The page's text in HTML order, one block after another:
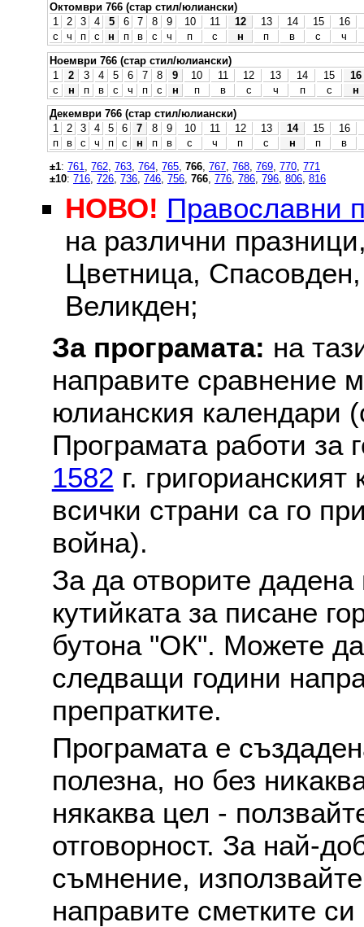
Октомври 766 (стар стил/юлиански)
1
2 3 4 5 6 7 8 9 10 11 12 13 14 15
16
с
ч п с н п в с ч п с н п в с
ч
Ноември 766 (стар стил/юлиански)
1
2 3 4 5 6 7 8 9 10 11 12 13 14 15
16
с
н п в с ч п с н п в с ч п с
н
Декември 766 (стар стил/юлиански)
1
2 3 4 5 6 7 8 9 10 11 12 13 14 15
16
п
в с ч п с н п в с ч п с н п
в
±1: 761 762 763 764 765 766 767 768 769 770 771
±10: 716 726 736 746 756 766 776 786 796 806 816
НОВО! Православни
на различни
Цветница, Спасовден,
Великден;
За програмата: на
направите сравнение
юлианския календари
Програмата работи за
1582 г.
всички страни са го
война).
За да отворите
кутийката за писане
бутона "ОК". Можете
следващи години
препратките.
Програмата е
полезна, но без
някаква цел -
отговорност. За най-
съмнение,
направите сметките